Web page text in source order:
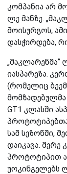
კომპანია არ
ლე მანზე.
მოისურვოს,
დასჭირდება,
„მაკლარენმა“
იასპარეზა.
(რომელიც
GT1 კლასში
სამ სეზონში,
დაიკავა. მერე
პროტოტიპით
უოკინგელებს